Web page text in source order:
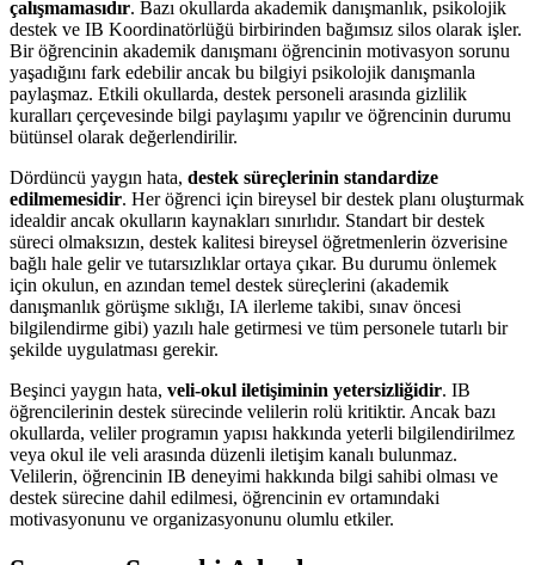
çalışmamasıdır. Bazı okullarda akademik danışmanlık, psikolojik
destek ve IB Koordinatörlüğü birbirinden bağımsız silos olarak işler.
Bir öğrencinin akademik danışmanı öğrencinin motivasyon sorunu
yaşadığını fark edebilir ancak bu bilgiyi psikolojik danışmanla
paylaşmaz. Etkili okullarda, destek personeli arasında gizlilik
kuralları çerçevesinde bilgi paylaşımı yapılır ve öğrencinin durumu
bütünsel olarak değerlendirilir.
Dördüncü yaygın hata, destek süreçlerinin standardize
edilmemesidir. Her öğrenci için bireysel bir destek planı oluşturmak
idealdir ancak okulların kaynakları sınırlıdır. Standart bir destek
süreci olmaksızın, destek kalitesi bireysel öğretmenlerin özverisine
bağlı hale gelir ve tutarsızlıklar ortaya çıkar. Bu durumu önlemek
için okulun, en azından temel destek süreçlerini (akademik
danışmanlık görüşme sıklığı, IA ilerleme takibi, sınav öncesi
bilgilendirme gibi) yazılı hale getirmesi ve tüm personele tutarlı bir
şekilde uygulatması gerekir.
Beşinci yaygın hata, veli-okul iletişiminin yetersizliğidir. IB
öğrencilerinin destek sürecinde velilerin rolü kritiktir. Ancak bazı
okullarda, veliler programın yapısı hakkında yeterli bilgilendirilmez
veya okul ile veli arasında düzenli iletişim kanalı bulunmaz.
Velilerin, öğrencinin IB deneyimi hakkında bilgi sahibi olması ve
destek sürecine dahil edilmesi, öğrencinin ev ortamındaki
motivasyonunu ve organizasyonunu olumlu etkiler.